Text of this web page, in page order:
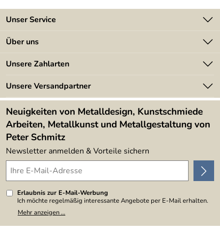
Beleuchtung
Gleichmäßige Lichtverteilung
Hausnummer mit kompletter LED-Einheit
Bohrschablone
Befestigungsmaterial für die verdeckte Montage
Versand inklusive
Mit ihrer hochwertigen Materialität und der dezenten
Lichtinszenierung setzt diese Aluminium-Hausnummer
einen stilvollen Akzent am Gebäude. Tagsüber überzeugt
sie durch ihre klare Gestaltung, am Abend durch ihre
angenehme und repräsentative Lichtwirkung.
Unser Service
Kontakt
Kundeninformationen
Newsletter
Lieferbedingungen
Über uns
Angebote
Kundenbewertungen (394)
4,9/5
Unsere Zahlarten
Unsere Versandpartner
Neuigkeiten von Metalldesign, Kunstschmiede
Arbeiten, Metallkunst und Metallgestaltung von
Peter Schmitz
Newsletter anmelden & Vorteile sichern
Erlaubnis zur E-Mail-Werbung
Ich möchte regelmäßig interessante Angebote per E-Mail erhalten.
Meine E-Mail-Adresse wird nicht an andere Unternehmen
weitergegeben. Zu statistischen Zwecken wird in anonymer Form
Mehr anzeigen ...